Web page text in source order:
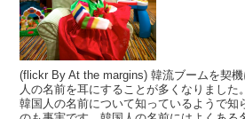
(flickr By At the margins) 韓流ブームを契
人の名前を耳にすることが多くなりました
韓国人の名前について知っているようで知